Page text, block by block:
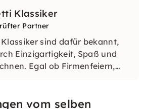
Klassiker
Partner
sind dafür bekannt,
Einzigartigkeit, Spaß und
Egal ob Firmenfeiern,
Du so schnell nicht vergessen
vom selben